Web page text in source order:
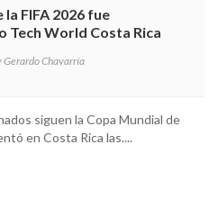
FIFA 2026 fue
Tech World Costa Rica
Gerardo Chavarría
siguen la Copa Mundial de
en Costa Rica las....